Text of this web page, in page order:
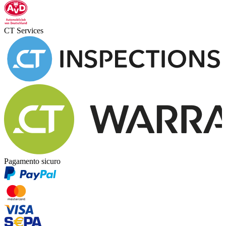
CT Services
Pagamento sicuro